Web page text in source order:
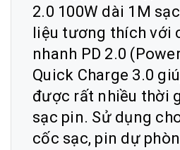
2.0 100W dài 1M
liệu tương thích với
nhanh PD 2.0
Quick Charge 3.0
được rất nhiều thời
sạc pin. Sử dụng
cốc sạc, pin dự